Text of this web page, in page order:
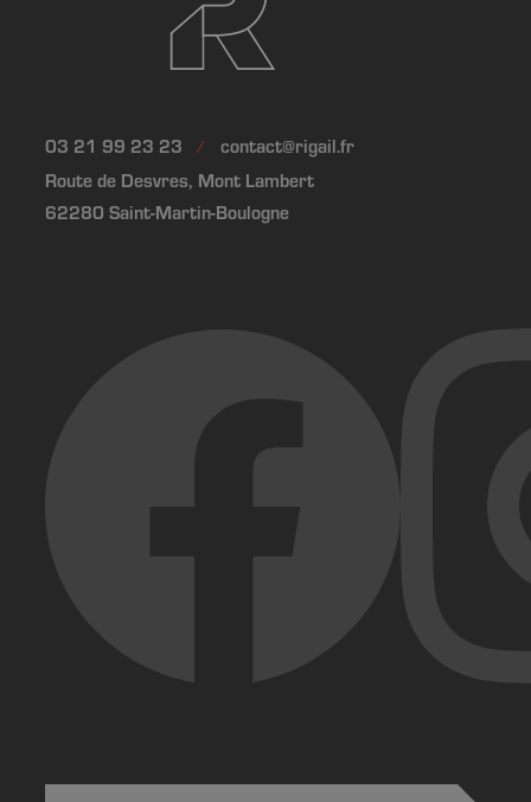
03 21 99 23 23
contact@rigail.fr
Route de Desvres, Mont Lambert
62280 Saint-Martin-Boulogne